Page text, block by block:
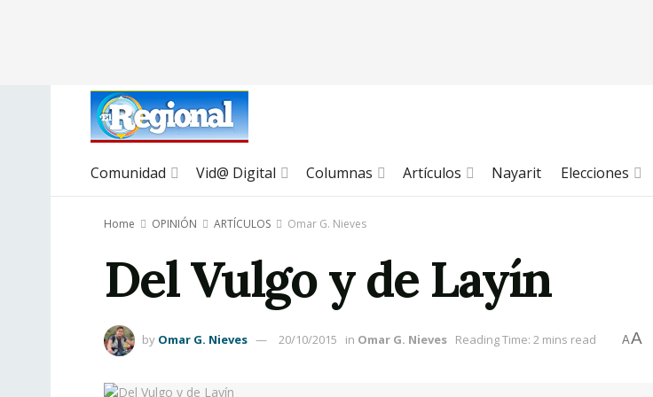
Comunidad Vid@ Digital Columnas Artículos Nayarit Elecciones
Home OPINIÓN ARTÍCULOS Omar G. Nieves
Del Vulgo y de Layín
by Omar G. Nieves 20/10/2015 in Omar G. Nieves Reading Time: 2 mins read AA